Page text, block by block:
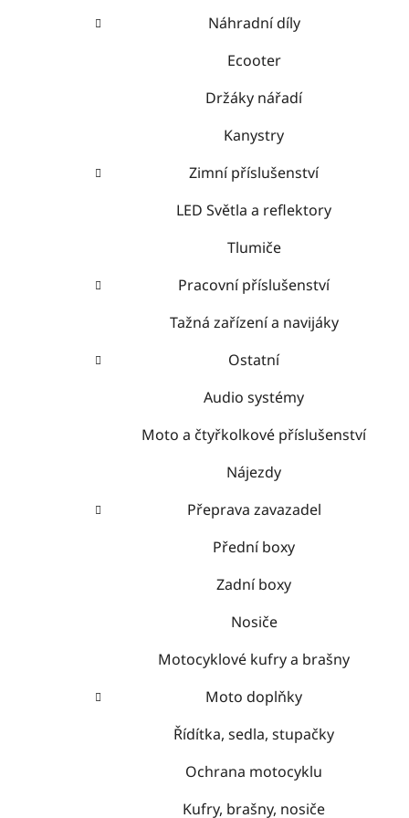
Náhradní díly
Ecooter
Držáky nářadí
Kanystry
Zimní příslušenství
LED Světla a reflektory
Tlumiče
Pracovní příslušenství
Tažná zařízení a navijáky
Ostatní
Audio systémy
Moto a čtyřkolkové příslušenství
Nájezdy
Přeprava zavazadel
Přední boxy
Zadní boxy
Nosiče
Motocyklové kufry a brašny
Moto doplňky
Řídítka, sedla, stupačky
Ochrana motocyklu
Kufry, brašny, nosiče